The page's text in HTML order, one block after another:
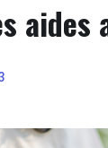
aides